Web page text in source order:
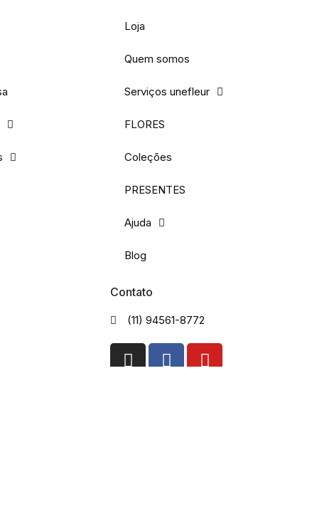
Loja
Quem somos
Serviços unefleur
FLORES
Coleções
PRESENTES
Ajuda
Blog
Contato
(11) 94561-8772